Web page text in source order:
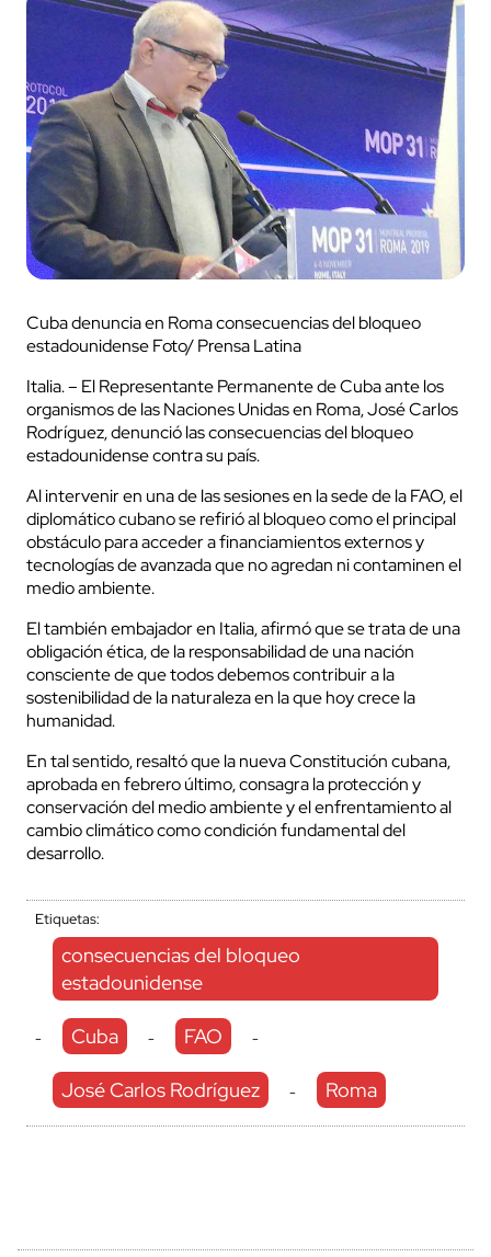
Cuba denuncia en Roma consecuencias del bloqueo
estadounidense Foto/ Prensa Latina
Italia. – El Representante Permanente de Cuba ante los
organismos de las Naciones Unidas en Roma, José Carlos
Rodríguez, denunció las consecuencias del bloqueo
estadounidense contra su país.
Al intervenir en una de las sesiones en la sede de la FAO, el
diplomático cubano se refirió al bloqueo como el principal
obstáculo para acceder a financiamientos externos y
tecnologías de avanzada que no agredan ni contaminen el
medio ambiente.
El también embajador en Italia, afirmó que se trata de una
obligación ética, de la responsabilidad de una nación
consciente de que todos debemos contribuir a la
sostenibilidad de la naturaleza en la que hoy crece la
humanidad.
En tal sentido, resaltó que la nueva Constitución cubana,
aprobada en febrero último, consagra la protección y
conservación del medio ambiente y el enfrentamiento al
cambio climático como condición fundamental del
desarrollo.
Etiquetas:
consecuencias del bloqueo
estadounidense
- Cuba - FAO -
José Carlos Rodríguez - Roma